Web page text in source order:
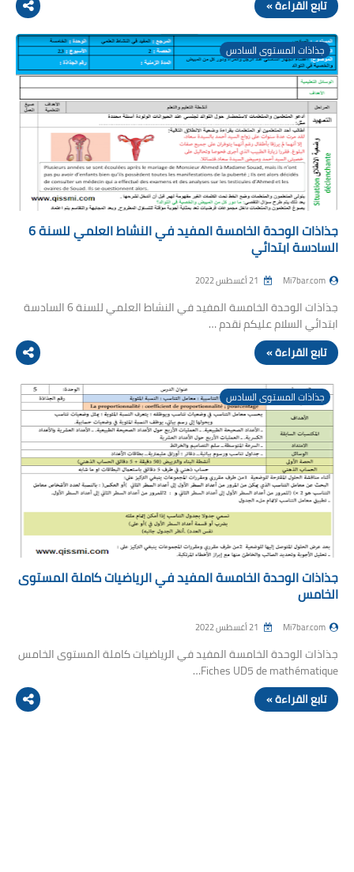
تابع القراءة »
جذاذات المستوى السادس
جذاذات الوحدة الخامسة المفيد في النشاط العلمي للسنة 6
السادسة ابتدائي
Mi7bar.com
جذاذات الوحدة الخامسة المفيد في النشاط العلمي للسنة 6 السادسة
ابتدائي السلام عليكم نقدم …
تابع القراءة »
جذاذات المستوى السادس
جذاذات الوحدة الخامسة المفيد في الرياضيات كاملة المستوى
الخامس
Mi7bar.com
جذاذات الوحدة الخامسة المفيد في الرياضيات كاملة المستوى الخامس
Fiches UD5 de mathématique…
تابع القراءة »